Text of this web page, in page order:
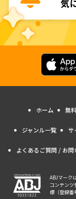
ホーム 無
ジャンル一覧 サ
よくあるご質問 / お問
ABJマーク
コンテン
標（登録番